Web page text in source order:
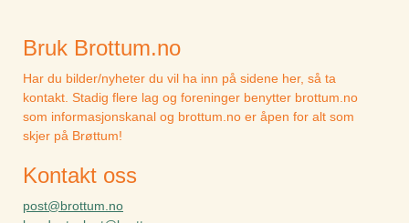
Bruk Brottum.no
Har du bilder/nyheter du vil ha inn på sidene her, så ta
kontakt. Stadig flere lag og foreninger benytter brottum.no
som informasjonskanal og brottum.no er åpen for alt som
skjer på Brøttum!
Kontakt oss
post@brottum.no